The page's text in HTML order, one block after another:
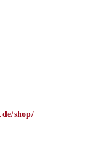
shop/